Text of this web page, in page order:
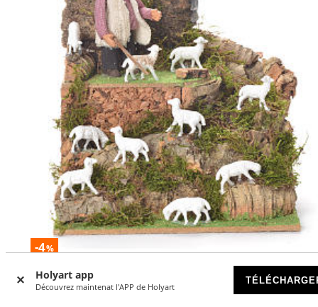
Holyart app
Découvrez maintenat l'APP de Holyart
-4%
Berger de moutons 10 cm animation crèche napolitaine